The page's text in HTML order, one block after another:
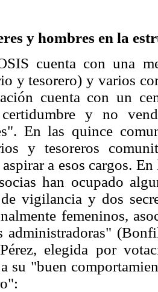
y hombres en la
cuenta con una
y tesorero) y varios
cuenta con un
y no
En las quince
y tesoreros
a esos cargos.
han ocupado
vigilancia y dos
femeninos,
administradoras"
elegida por
su "buen